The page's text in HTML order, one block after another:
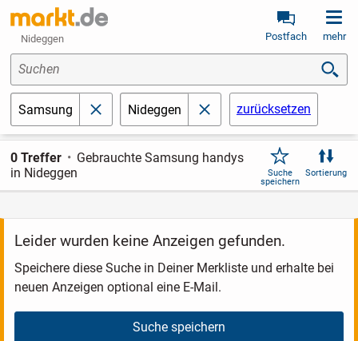
Nideggen Postfach mehr
Suchen
Samsung schließenNideggen schließenzurücksetzen
0 Treffer
Gebrauchte Samsung handys
in Nideggen
Suche
speichern
Sortierung
Leider wurden keine Anzeigen gefunden.
Speichere diese Suche in Deiner Merkliste und erhalte bei
neuen Anzeigen optional eine E-Mail.
Suche speichern